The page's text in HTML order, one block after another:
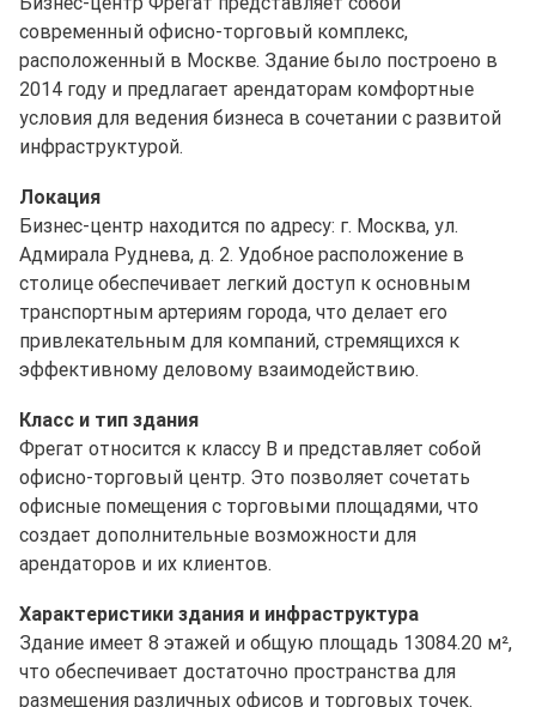
современный офисно-торговый комплекс,
расположенный в Москве. Здание было построено в
2014 году и предлагает арендаторам комфортные
условия для ведения бизнеса в сочетании с развитой
инфраструктурой.
Локация
Бизнес-центр находится по адресу: г. Москва, ул.
Адмирала Руднева, д. 2. Удобное расположение в
столице обеспечивает легкий доступ к основным
транспортным артериям города, что делает его
привлекательным для компаний, стремящихся к
эффективному деловому взаимодействию.
Класс и тип здания
Фрегат относится к классу B и представляет собой
офисно-торговый центр. Это позволяет сочетать
офисные помещения с торговыми площадями, что
создает дополнительные возможности для
арендаторов и их клиентов.
Характеристики здания и инфраструктура
Здание имеет 8 этажей и общую площадь 13084.20 м²,
что обеспечивает достаточно пространства для
размещения различных офисов и торговых точек.